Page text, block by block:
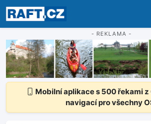
Registrace Přihlášení
- REKLAMA -
Mobilní aplikace s 500 řekami z
navigací pro všechny